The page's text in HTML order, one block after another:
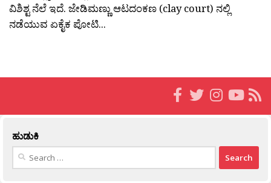
ವಿಶಿಶ್ಟ ನೆಲೆ ಇದೆ. ಜೇಡಿಮಣ್ಣು ಆಟದಂಕಣ (clay court) ನಲ್ಲಿ
ನಡೆಯುವ ಏಕೈಕ ಪೋಟಿ...
ಹುಡುಕಿ
Search